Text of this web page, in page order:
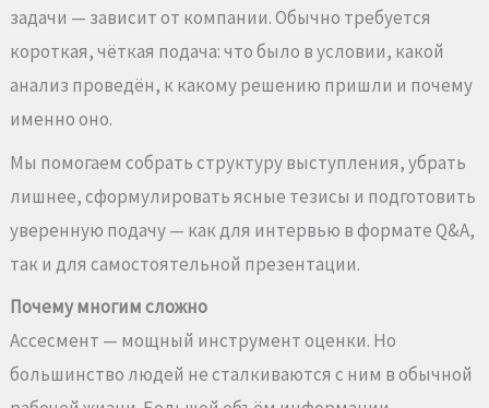
задачи — зависит от компании. Обычно требуется
короткая, чёткая подача: что было в условии, какой
анализ проведён, к какому решению пришли и почему
именно оно.
Мы помогаем собрать структуру выступления, убрать
лишнее, сформулировать ясные тезисы и подготовить
уверенную подачу — как для интервью в формате Q&A,
так и для самостоятельной презентации.
Почему многим сложно
Ассесмент — мощный инструмент оценки. Но
большинство людей не сталкиваются с ним в обычной